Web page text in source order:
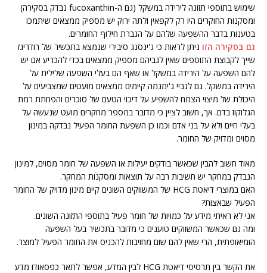
שימוש בתוספי תזונה לירידה במשקל (גם ה-fucoxanthin נבדק בסקירה)
ומסקנות החוקרים היו רק לקפאין ולתה ירוק יש מספיק ממצאים שיתמכו
בטענות בדבר ההשפעה שלהם על הגברת חילוף החומרים.
גם בסקירה הזו ניתן לראות כי ג'ינסנג סיבירי שנמצא בתכשיר של רודריגז
שייך לקבוצת התוספים שאין לגביהם מספיק ממצאים בכדי להכריע אם יש
להם השפעה על הירידה במשקל או שאף הם בעלי השפעה שלילית על
הירידה במשקל. גם לגביי ג'ימנמה קיימים ממצאים מועטים שמצביעים על
היכולת של מיצוי הצמח להשפיע על דיכוי הטעם של סוכרים והפחתת רמת
הגלוקוז בדם. אך, חשוב לציין כי מדובר במספר מחקרים מועט שנעשה על
בעלי חיים ולא על בני אדם וכמו כן השפעת החומר הפעיל נבדקה במינון
מסוים ומדויק של החומר.
מאוד חשוב להבין שכאשר בודקים יעילות או השפעה של חומר מסוים, למינון
הנבדק במחקר יש חשיבות רבה על תוצאות ומסקנות המחקר.
האם במוצרי דיאטת HCG של המשווקים השונים קיים מינון מדויק של החומר
הפעיל שבאצות?
אני לא ראיתי מידע על כמויות של חומר פעיל בתוספי התזונה השונים.
ומה גם שכאשר המשווקים טוענים כי מדובר בתכשיר בעל השפעה
הומיאופתית, הרי שאין להם שום מחויבות להכניס את החומר הפעיל למוצר.
את הקשר בין תרסיסי דיאטת HCG לבין המדע, אפשר לתאר כפסאודו מדע